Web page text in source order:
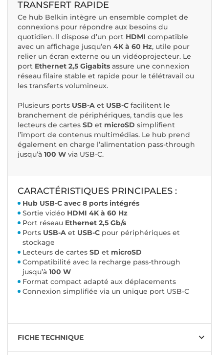
TRANSFERT RAPIDE
Ce hub Belkin intègre un ensemble complet de
connexions pour répondre aux besoins du
quotidien. Il dispose d’un port HDMI compatible
avec un affichage jusqu’en 4K à 60 Hz, utile pour
relier un écran externe ou un vidéoprojecteur. Le
port Ethernet 2,5 Gigabits assure une connexion
réseau filaire stable et rapide pour le télétravail ou
les transferts volumineux.
Plusieurs ports USB-A et USB-C facilitent le
branchement de périphériques, tandis que les
lecteurs de cartes SD et microSD simplifient
l’import de contenus multimédias. Le hub prend
également en charge l’alimentation pass-through
jusqu’à 100 W via USB-C.
CARACTÉRISTIQUES PRINCIPALES :
Hub USB-C avec 8 ports intégrés
Sortie vidéo HDMI 4K à 60 Hz
Port réseau Ethernet 2,5 Gb/s
Ports USB-A et USB-C pour périphériques et
stockage
Lecteurs de cartes SD et microSD
Compatibilité avec la recharge pass-through
jusqu’à 100 W
Format compact adapté aux déplacements
Connexion simplifiée via un unique port USB-C
FICHE TECHNIQUE